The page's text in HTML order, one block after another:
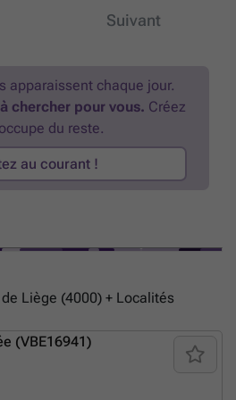
privilégié. Loyer : 1.450 €/mois
(C.U.: 20250924013549; E spec: 250
kwh/an; 46 kg CO2/m².an) ### ###
Suivant
apparaissent chaque jour.
chercher pour vous. Créez
du reste.
au courant !
Liège (4000) + Localités